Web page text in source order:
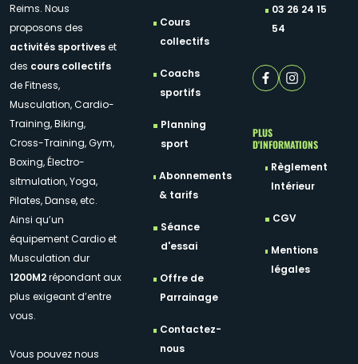
Reims. Nous
proposons des
activités sportiveset
des cours collectifs
de Fitness,
Musculation, Cardio-
Training, Biking,
Cross-Training, Gym,
Boxing, Électro-
sitmulation, Yoga,
Pilates, Danse, etc.
Ainsi qu’un
équipement Cardio et
Musculation dur
1200M2répondant aux
plus exigeant d’entre
vous.
Vous pouvez nous
Cours
collectifs
Coachs
sportifs
Planning
sport
Abonnements
& tarifs
Séance
d'essai
Offre de
Parrainage
Contactez-
nous
03 26 24 15
54
PLUS
D'INFORMATIONS
Règlement
Intérieur
CGV
Mentions
légales